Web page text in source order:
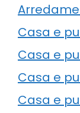
Casa e
Casa e
Casa e
Casa e